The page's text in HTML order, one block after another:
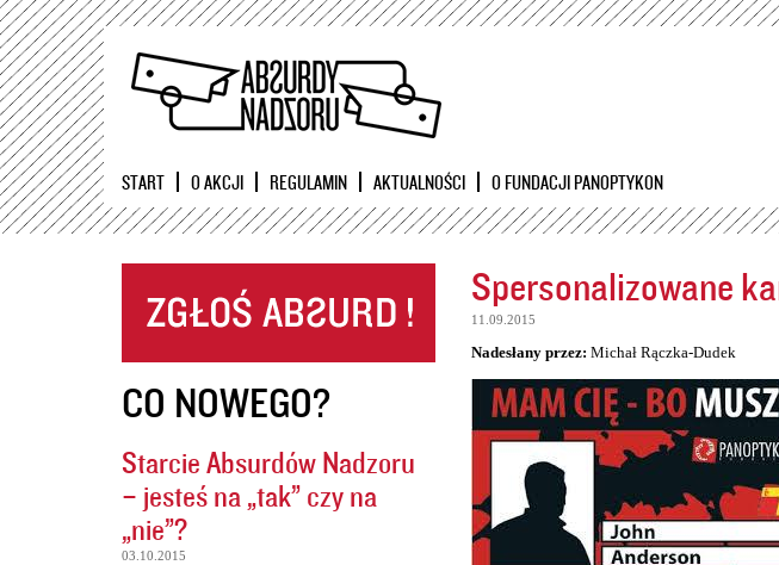
Przejdź
START O AKCJI REGULAMIN AKTUALNOŚCI O FUNDACJI PANOPTYKON
CO NOWEGO?
Starcie Absurdów Nadzoru
– jesteś na „tak” czy na
„nie”?
03.10.2015
Spersonalizowane
11.09.2015
Nadesłany przez: Michał Rączka-Dudek